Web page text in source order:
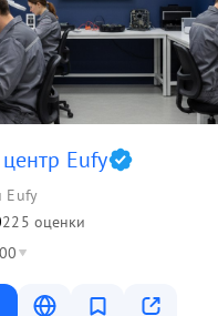
Eufy
Eufy
225 оценки